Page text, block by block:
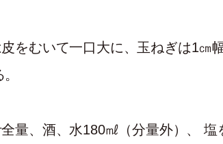
をむいて一口大に、玉ねぎは1㎝
、酒、水180㎖（分量外）、 塩